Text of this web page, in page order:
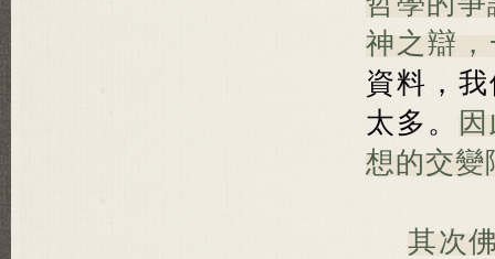
神之辯
資料，
太多。
想的交變
其次